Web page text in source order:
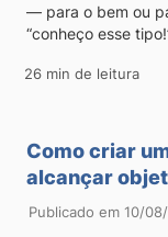
— para o bem ou
“conheço esse
26 min de leitura
Como criar
alcançar
Publicado em 10/